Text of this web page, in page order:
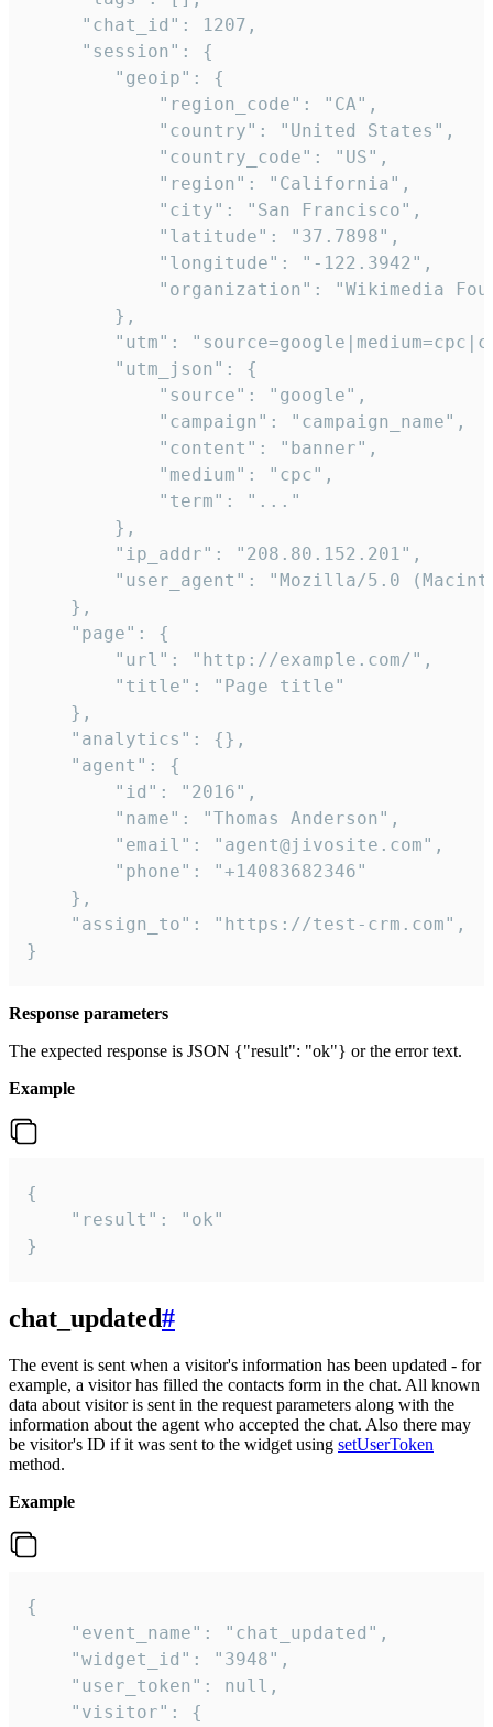
     "chat_id": 1207,
     "session": {
        "geoip": {
            "region_code": "CA",
            "country": "United States",
            "country_code": "US",
            "region": "California",
            "city": "San Francisco",
            "latitude": "37.7898",
            "longitude": "-122.3942",
"organization": "Wikimedia
        },
"utm":
        "utm_json": {
            "source": "google",
            "campaign": "campaign_name",
            "content": "banner",
            "medium": "cpc",
            "term": "..."
        },
        "ip_addr": "208.80.152.201",
"user_agent": "Mozilla/5.0
    },
    "page": {
        "url": "http://example.com/",
        "title": "Page title"
    },
    "analytics": {},
    "agent": {
        "id": "2016",
        "name": "Thomas Anderson",
        "email": "agent@jivosite.com",
        "phone": "+14083682346"
    },
    "assign_to": "https://test-crm.com",
}
Response parameters
The expected response is JSON {"result": "ok"} or the error text.
Example
{
    "result": "ok"
}
chat_updated#
The event is sent when a visitor's information has been updated - for
example, a visitor has filled the contacts form in the chat. All known
data about visitor is sent in the request parameters along with the
information about the agent who accepted the chat. Also there may
be visitor's ID if it was sent to the widget using setUserToken
method.
Example
{
    "event_name": "chat_updated",
    "widget_id": "3948",
    "user_token": null,
    "visitor": {